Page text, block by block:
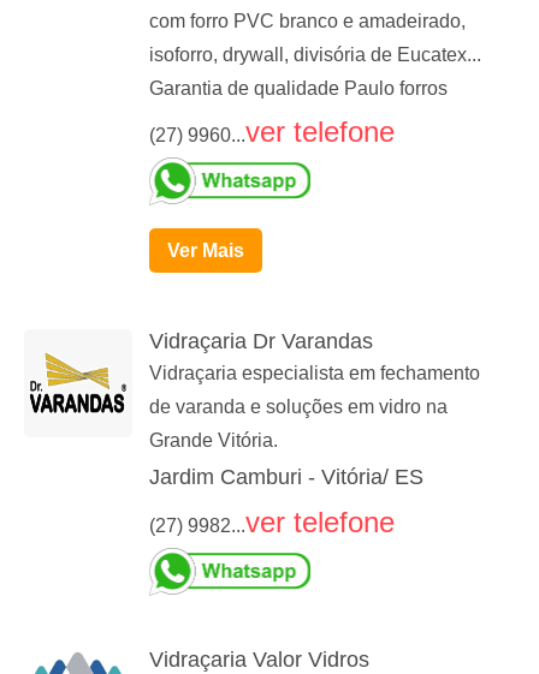
com forro PVC branco e amadeirado,
isoforro, drywall, divisória de Eucatex...
Garantia de qualidade Paulo forros
(27) 9960...ver telefone
Ver Mais
Vidraçaria Dr Varandas
Vidraçaria especialista em fechamento
de varanda e soluções em vidro na
Grande Vitória.
Jardim Camburi - Vitória/ ES
(27) 9982...ver telefone
Vidraçaria Valor Vidros